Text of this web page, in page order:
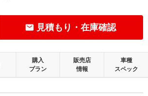
見積もり・在庫確認
購入
プラン
販売店
情報
車種
スペック